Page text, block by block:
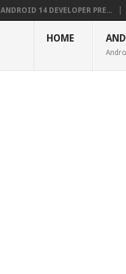
ANDROID 14 DEVELOPER PRE...
HOME